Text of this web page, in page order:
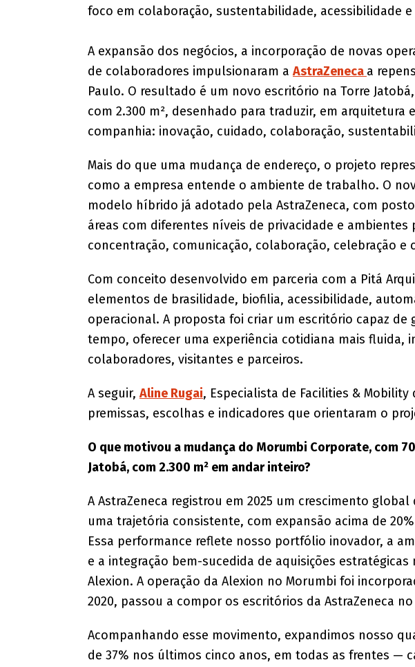
foco em colaboração, sustentabilidade, acessibilidade
A expansão dos negócios, a incorporação de novas
de colaboradores impulsionaram a AstraZeneca a
Paulo. O resultado é um novo escritório na Torre
com 2.300 m², desenhado para traduzir, em arquitetura
companhia: inovação, cuidado, colaboração,
Mais do que uma mudança de endereço, o projeto
como a empresa entende o ambiente de trabalho. O
modelo híbrido já adotado pela AstraZeneca, com
áreas com diferentes níveis de privacidade e ambientes
concentração, comunicação, colaboração, celebração e
Com conceito desenvolvido em parceria com a Pitá
elementos de brasilidade, biofilia, acessibilidade,
operacional. A proposta foi criar um escritório capaz de
tempo, oferecer uma experiência cotidiana mais fluida,
colaboradores, visitantes e parceiros.
A seguir, Aline Rugai, Especialista de Facilities & Mobility
premissas, escolhas e indicadores que orientaram o
O que motivou a mudança do Morumbi Corporate, com
Jatobá, com 2.300 m² em andar inteiro?
A AstraZeneca registrou em 2025 um crescimento
uma trajetória consistente, com expansão acima de
Essa performance reflete nosso portfólio inovador, a
e a integração bem-sucedida de aquisições
Alexion. A operação da Alexion no Morumbi foi
2020, passou a compor os escritórios da AstraZeneca
Acompanhando esse movimento, expandimos nosso
de 37% nos últimos cinco anos, em todas as frentes —